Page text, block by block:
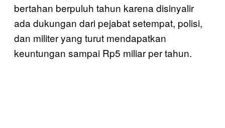
bertahan berpuluh tahun karena disinyalir
ada dukungan dari pejabat setempat, polisi,
dan militer yang turut mendapatkan
keuntungan sampai Rp5 miliar per tahun.